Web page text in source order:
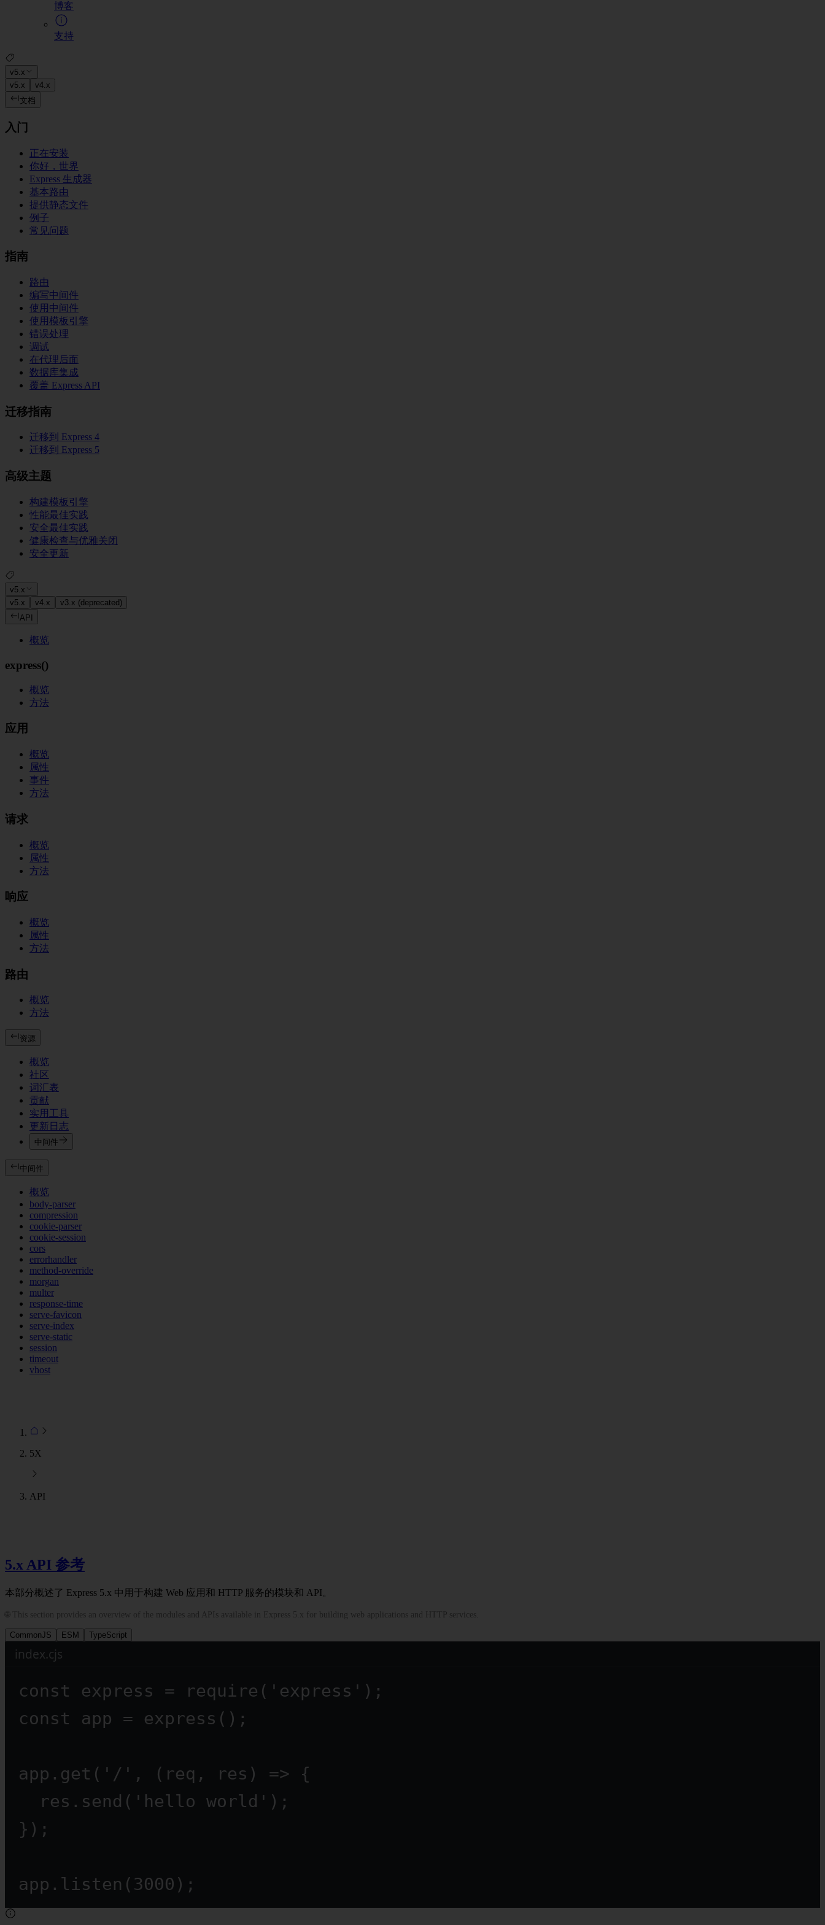
博客
支持
v5.x
v5.x
v4.x
文档
入门
正在安装
你好，世界
Express 生成器
基本路由
提供静态文件
例子
常见问题
指南
路由
编写中间件
使用中间件
使用模板引擎
错误处理
调试
在代理后面
数据库集成
覆盖 Express API
迁移指南
迁移到 Express 4
迁移到 Express 5
高级主题
构建模板引擎
性能最佳实践
安全最佳实践
健康检查与优雅关闭
安全更新
v5.x
v5.x
v4.x
v3.x (deprecated)
API
概览
express()
概览
方法
应用
概览
属性
事件
方法
请求
概览
属性
方法
响应
概览
属性
方法
路由
概览
方法
资源
概览
社区
词汇表
贡献
实用工具
更新日志
中间件
中间件
概览
body-parser
compression
cookie-parser
cookie-session
cors
errorhandler
method-override
morgan
multer
response-time
serve-favicon
serve-index
serve-static
session
timeout
vhost
5X
API
5.x API 参考
本部分概述了 Express 5.x 中用于构建 Web 应用和 HTTP 服务的模块和 API。
🌐 This section provides an overview of the modules and APIs available in Express 5.x for building web applications and HTTP services.
CommonJS ESM TypeScript
index.cjs
const express = require ( 'express' );
const
app = express ();
app. get ( '/' , ( req , res ) => {
res. send ( 'hello world' );
});
app. listen ( 3000 );